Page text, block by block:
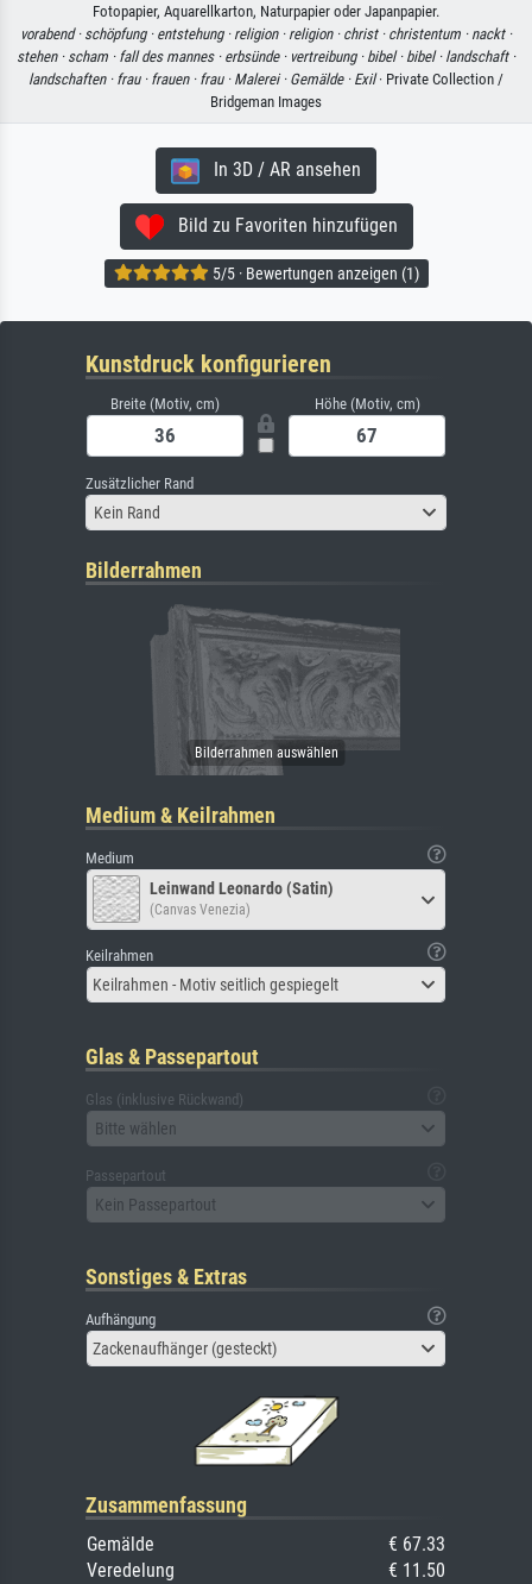
Fotopapier, Aquarellkarton, Naturpapier oder Japanpapier.
vorabend · schöpfung · entstehung · religion · religion · christ · christentum · nackt ·
stehen · scham · fall des mannes · erbsünde · vertreibung · bibel · bibel · landschaft ·
landschaften · frau · frauen · frau · Malerei · Gemälde · Exil· Private Collection /
Bridgeman Images
In 3D / AR ansehen
Bild zu Favoriten hinzufügen
5/5 · Bewertungen anzeigen (1)
Kunstdruck konfigurieren
Breite (Motiv, cm) Höhe (Motiv, cm)
Zusätzlicher Rand
Kein Rand
Bilderrahmen
Medium & Keilrahmen
Medium
Leinwand Leonardo (Satin)
(Canvas Venezia)
Keilrahmen
Keilrahmen - Motiv seitlich gespiegelt
Glas & Passepartout
Glas (inklusive Rückwand)
Bitte wählen
Passepartout
Kein Passepartout
Sonstiges & Extras
Aufhängung
Zackenaufhänger (gesteckt)
Zusammenfassung
Gemälde
€ 67.33
Veredelung
€ 11.50